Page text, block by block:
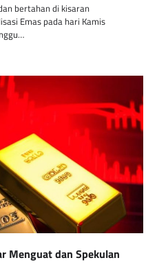
bertahan di kisaran
Emas pada hari Kamis
Menguat dan Spekulan